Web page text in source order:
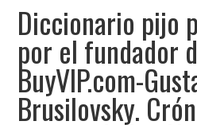
Diccionario pijo
por el fundador
BuyVIP.com-
Brusilovsky.